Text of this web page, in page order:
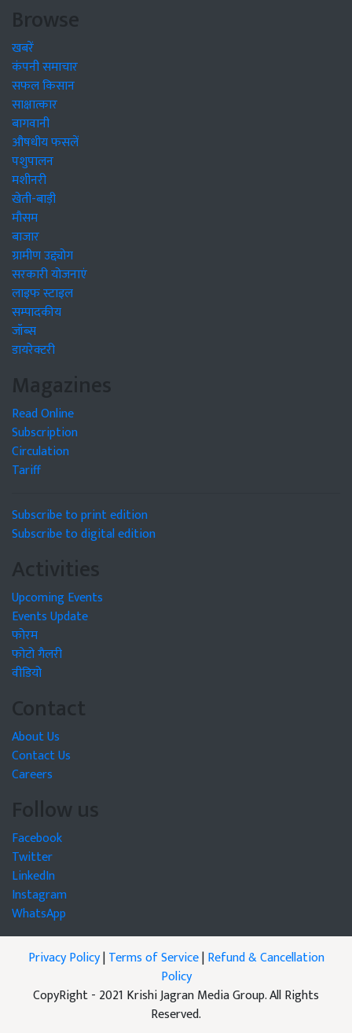
Browse
खबरें
कंपनी समाचार
सफल किसान
साक्षात्कार
बागवानी
औषधीय फसलें
पशुपालन
मशीनरी
खेती-बाड़ी
मौसम
बाजार
ग्रामीण उद्द्योग
सरकारी योजनाएं
लाइफ स्टाइल
सम्पादकीय
जॉब्स
डायरेक्टरी
Magazines
Read Online
Subscription
Circulation
Tariff
Subscribe to print edition
Subscribe to digital edition
Activities
Upcoming Events
Events Update
फोरम
फोटो गैलरी
वीडियो
Contact
About Us
Contact Us
Careers
Follow us
Facebook
Twitter
LinkedIn
Instagram
WhatsApp
Privacy Policy|Terms of Service|Refund & Cancellation
Policy
CopyRight - 2021 Krishi Jagran Media Group. All Rights
Reserved.